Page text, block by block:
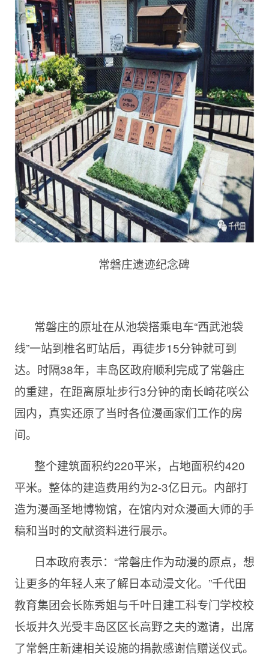
常磐庄遗迹纪念碑
常磐庄的原址在从池袋搭乘电车“西武池袋
线”一站到椎名町站后，再徒步15分钟就可到
达。 时隔38年，丰岛区政府顺利完成了常磐庄
的重建，在距离原址步行3分钟的南长崎花咲公
园内，真实还原了当时各位漫画家们工作的房
间。
整个建筑面积约220平米，占地面积约420
平米。整体的建造费用约为2-3亿日元。 内部打
造为漫画圣地博物馆，在馆内对众漫画大师的手
稿和当时的文献资料进行展示。
日本政府表示： “常磐庄作为动漫的原点，想
让更多的年轻人来了解日本动漫文化。”千代田
教育集团会长陈秀姐与千叶日建工科专门学校校
长坂井久光受丰岛区区长高野之夫的邀请，出席
了常磐庄新建相关设施的捐款感谢信赠送仪式。